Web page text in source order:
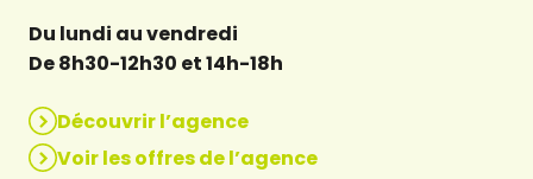
Du lundi au vendredi
De 8h30-12h30 et 14h-18h
Découvrir l’agence
Voir les offres de l’agence